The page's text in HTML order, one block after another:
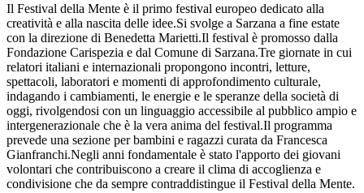
Il Festival della Mente è il primo festival europeo dedicato alla
creatività e alla nascita delle idee.Si svolge a Sarzana a fine estate
con la direzione di Benedetta Marietti.Il festival è promosso dalla
Fondazione Carispezia e dal Comune di Sarzana.Tre giornate in cui
relatori italiani e internazionali propongono incontri, letture,
spettacoli, laboratori e momenti di approfondimento culturale,
indagando i cambiamenti, le energie e le speranze della società di
oggi, rivolgendosi con un linguaggio accessibile al pubblico ampio e
intergenerazionale che è la vera anima del festival.Il programma
prevede una sezione per bambini e ragazzi curata da Francesca
Gianfranchi.Negli anni fondamentale è stato l'apporto dei giovani
volontari che contribuiscono a creare il clima di accoglienza e
condivisione che da sempre contraddistingue il Festival della Mente.